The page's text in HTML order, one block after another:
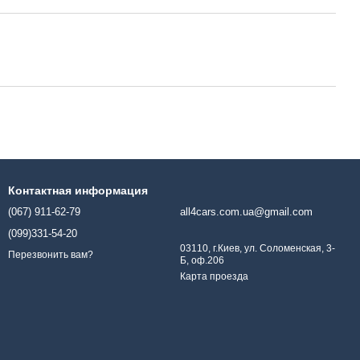
Контактная информация
(067) 911-62-79
(099)331-54-20
Перезвонить вам?
all4cars.com.ua@gmail.com
03110, г.Киев, ул. Соломенская, 3-
Б, оф.206
Карта проезда